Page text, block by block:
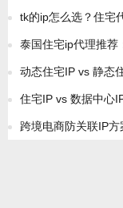
tk的ip怎么选？住宅
泰国住宅ip代理推荐
动态住宅IP vs 静态
住宅IP vs 数据中心
跨境电商防关联IP